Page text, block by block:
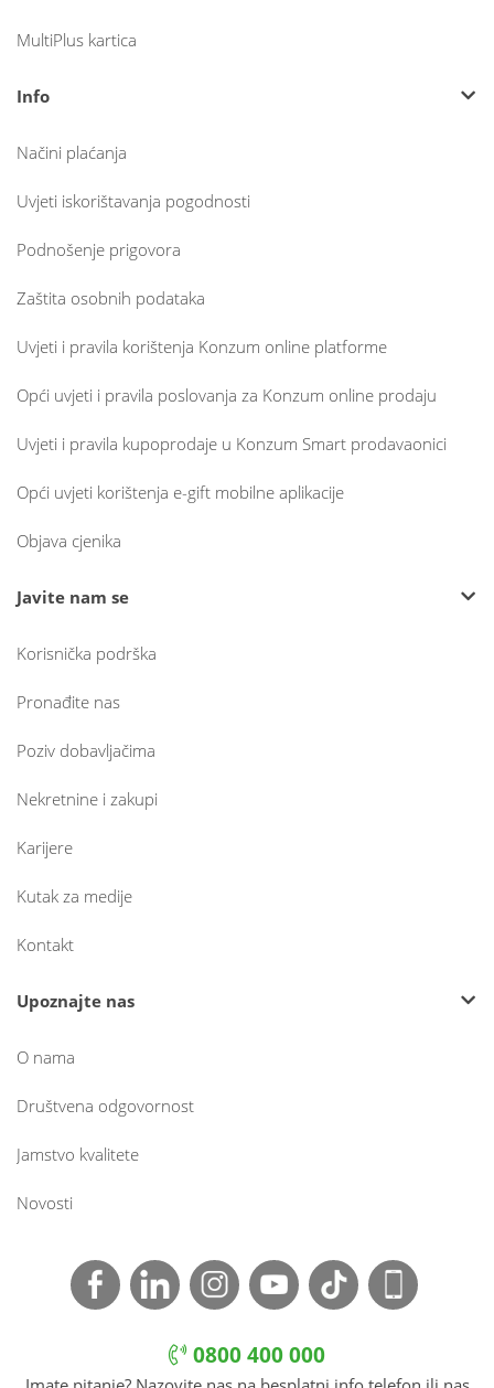
MultiPlus kartica
Info
Načini plaćanja
Uvjeti iskorištavanja pogodnosti
Podnošenje prigovora
Zaštita osobnih podataka
Uvjeti i pravila korištenja Konzum online platforme
Opći uvjeti i pravila poslovanja za Konzum online prodaju
Uvjeti i pravila kupoprodaje u Konzum Smart prodavaonici
Opći uvjeti korištenja e-gift mobilne aplikacije
Objava cjenika
Javite nam se
Korisnička podrška
Pronađite nas
Poziv dobavljačima
Nekretnine i zakupi
Karijere
Kutak za medije
Kontakt
Upoznajte nas
O nama
Društvena odgovornost
Jamstvo kvalitete
Novosti
0800 400 000